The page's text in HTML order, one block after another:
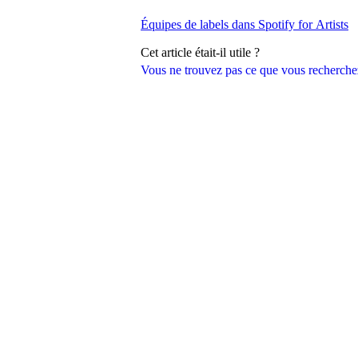
Vous ne trouvez pas ce que vous
Équipes de labels dans Spotify for Artists
Cet article était-il utile ?